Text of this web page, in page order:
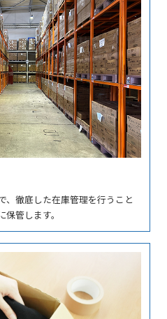
、徹底した在庫管理を⾏うこと
管します。